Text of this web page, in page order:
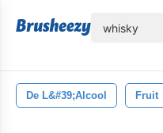
De L&#39;alcool Fruit